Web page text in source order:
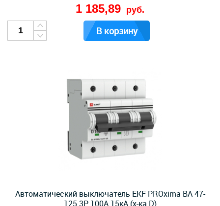
1 185,89 руб.
В корзину
Автоматический выключатель EKF PROxima ВА 47-
125 3Р 100А 15кА (х-ка D)